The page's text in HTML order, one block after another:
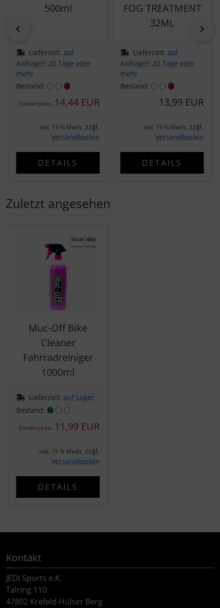
500ml
Lieferzeit: auf
Anfrage!! 20 Tage oder
mehr
Bestand:
Sonderpreis 14,44 EUR
inkl. 19 % MwSt. zzgl.
Versandkosten
DETAILS
FOG TREATMENT
32ML
Lieferzeit: auf
Anfrage!! 20 Tage oder
mehr
Bestand:
13,99 EUR
inkl. 19 % MwSt. zzgl.
Versandkosten
DETAILS
Zuletzt angesehen
Muc-Off Bike
Cleaner
Fahrradreiniger
1000ml
Lieferzeit: auf Lager
Bestand:
Sonderpreis 11,99 EUR
inkl. 19 % MwSt. zzgl.
Versandkosten
DETAILS
Kontakt
JEDI Sports e.K.
Talring 110
47802 Krefeld-Hülser Berg
Prologo
Stronglight
THM Carbones
Wahoo
Wilier Triestina